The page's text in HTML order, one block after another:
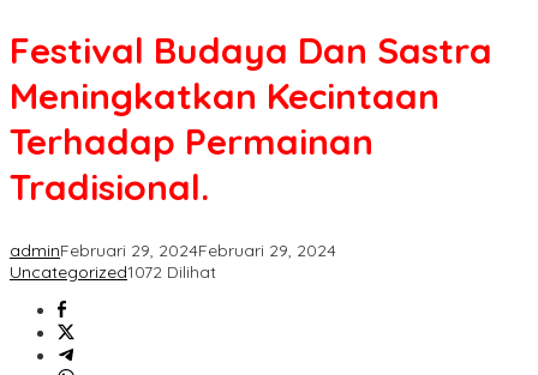
Sastra
Meningkatkan
Kecintaan
Permainan
Festival Budaya Dan Sastra
Meningkatkan Kecintaan
Terhadap Permainan
Tradisional.
adminFebruari 29, 2024Februari 29, 2024
Uncategorized1072 Dilihat